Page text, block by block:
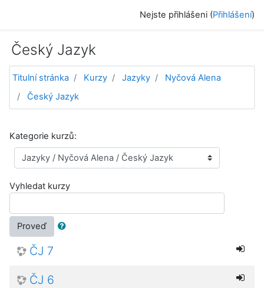
Nejste přihlášeni (Přihlášení)
Český Jazyk
Titulní stránka Kurzy Jazyky
Nyčová Alena
Český Jazyk
Kategorie kurzů:
Vyhledat kurzy
Proveď
ČJ 7
ČJ 6